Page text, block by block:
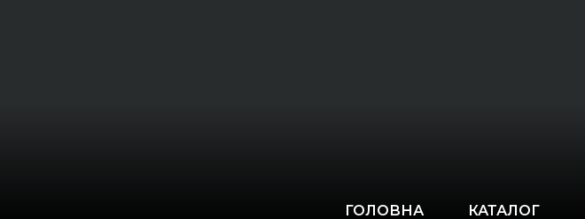
ГОЛОВНА КАТАЛОГ